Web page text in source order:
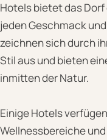
Hotels bietet das
jeden Geschmack
zeichnen sich durch
Stil aus und bieten
inmitten der Natur.
Einige Hotels
Wellnessbereiche